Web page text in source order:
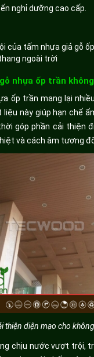
nghỉ dưỡng cao cấp.
của tấm nhựa giả gỗ
ngoài trời
nhựa ốp trần
ốp trần mang lại
liệu này giúp hạn chế
góp phần cải thiện
và cách âm tương
thiện diện mạo cho
chịu nước vượt trội,